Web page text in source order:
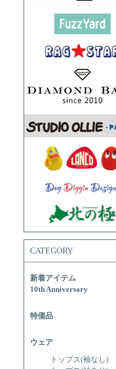
CATEGORY
新着アイテム
10th Anniversary
特価品
ウェア
トップス(袖なし)